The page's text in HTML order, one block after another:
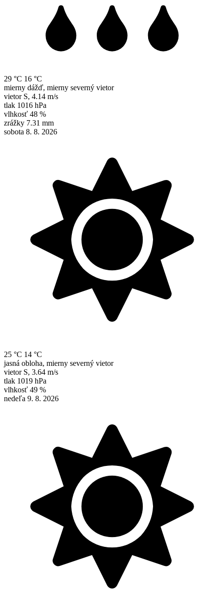
29 °C 16 °C
mierny dážď, mierny severný vietor
vietor S, 4.14 m/s
tlak 1016 hPa
vlhkosť 48 %
zrážky 7.31 mm
sobota 8. 8. 2026
25 °C 14 °C
jasná obloha, mierny severný vietor
vietor S, 3.64 m/s
tlak 1019 hPa
vlhkosť 49 %
nedeľa 9. 8. 2026